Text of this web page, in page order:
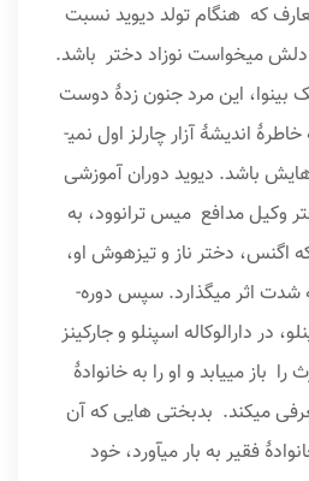
که هنگام تولد دیوید نسبت
دلش می­خواست نوزاد دختر باشد.
بینوا، این مرد جنون زدهٔ دوست
اندیشهٔ آزار چارلز اول نمی­
باشد. دیوید دوران آموزشی
وکیل مدافع میس ترانوود، به
اگنس، دختر ناز و تیزهوش او،
شدت اثر می­گذارد. سپس دوره­
در دارالوکاله­ اسپنلو و جارکینز
باز می­یابد و او را به خانوادهٔ
می­کند. بدبختی هایی که آن
فقیر به بار می­آورد، خود